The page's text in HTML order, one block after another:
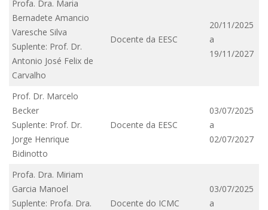
Profa. Dra. Maria
Bernadete Amancio
Varesche Silva
Suplente: Prof. Dr.
Antonio José Felix de
Carvalho
Docente da EESC
20/11/2025
a
19/11/2027
Prof. Dr. Marcelo
Becker
Suplente: Prof. Dr.
Jorge Henrique
Bidinotto
Docente da EESC
03/07/2025
a
02/07/2027
Profa. Dra. Miriam
Garcia Manoel
Suplente: Profa. Dra.
Docente do ICMC
03/07/2025
a